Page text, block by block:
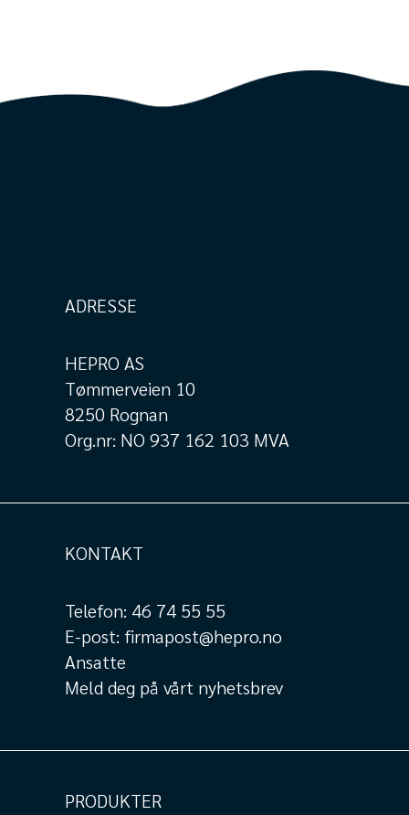
ADRESSE
HEPRO AS
Tømmerveien 10
8250 Rognan
Org.nr: NO 937 162 103 MVA
KONTAKT
Telefon: 46 74 55 55
E-post: firmapost@hepro.no
Ansatte
Meld deg på vårt nyhetsbrev
PRODUKTER